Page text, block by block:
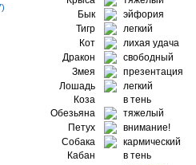
Бык
эйфория
Тигр
легкий
Кот
лихая удача
Дракон
свободный
Змея
презентация
Лошадь
легкий
Коза
в тень
Обезьяна
тяжелый
Петух
внимание!
Собака
кармический
Кабан
в тень